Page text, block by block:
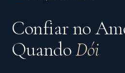
Confiar no
QuandoDói